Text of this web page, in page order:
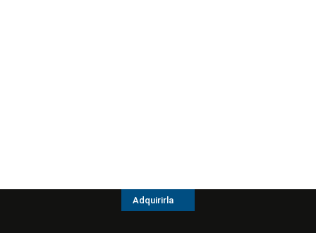
Adquirirla